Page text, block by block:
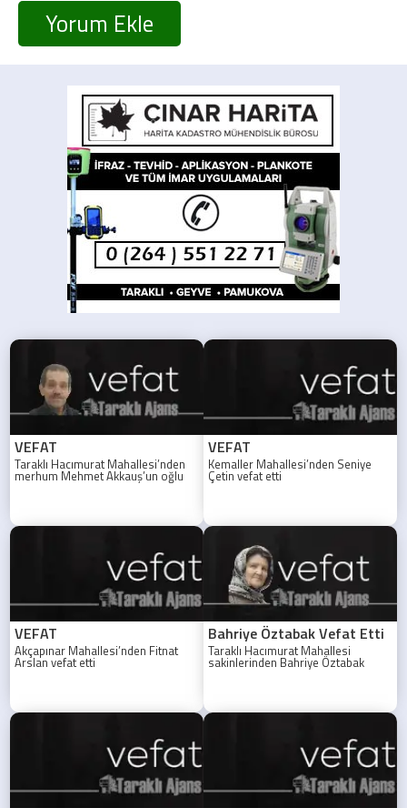
Yorum Ekle
VEFAT
Taraklı Hacımurat Mahallesi’nden
merhum Mehmet Akkauş’un oğlu
(Şoför)Hayati Akkuş hakkın
VEFAT
Kemaller Mahallesi’nden Seniye
Çetin vefat etti
VEFAT
Akçapınar Mahallesi’nden Fitnat
Arslan vefat etti
Bahriye Öztabak Vefat Etti
Taraklı Hacımurat Mahallesi
sakinlerinden Bahriye Öztabak
hayatını kaybetti. Cenazesi 29